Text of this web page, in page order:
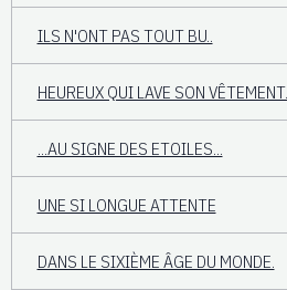
ILS N'ONT PAS TOUT BU..
HEUREUX QUI LAVE SON VÊTEMENT.
...AU SIGNE DES ETOILES...
UNE SI LONGUE ATTENTE
DANS LE SIXIÈME ÂGE DU MONDE.